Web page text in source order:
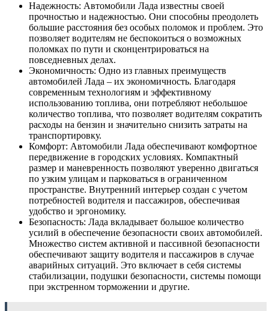
Надежность: Автомобили Лада известны своей
прочностью и надежностью. Они способны преодолеть
большие расстояния без особых поломок и проблем. Это
позволяет водителям не беспокоиться о возможных
поломках по пути и сконцентрироваться на
повседневных делах.
Экономичность: Одно из главных преимуществ
автомобилей Лада – их экономичность. Благодаря
современным технологиям и эффективному
использованию топлива, они потребляют небольшое
количество топлива, что позволяет водителям сократить
расходы на бензин и значительно снизить затраты на
транспортировку.
Комфорт: Автомобили Лада обеспечивают комфортное
передвижение в городских условиях. Компактный
размер и маневренность позволяют уверенно двигаться
по узким улицам и парковаться в ограниченном
пространстве. Внутренний интерьер создан с учетом
потребностей водителя и пассажиров, обеспечивая
удобство и эргономику.
Безопасность: Лада вкладывает большое количество
усилий в обеспечение безопасности своих автомобилей.
Множество систем активной и пассивной безопасности
обеспечивают защиту водителя и пассажиров в случае
аварийных ситуаций. Это включает в себя системы
стабилизации, подушки безопасности, системы помощи
при экстренном торможении и другие.